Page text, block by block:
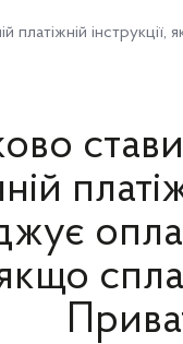
платіжній